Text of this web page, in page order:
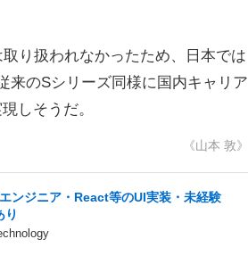
り扱われなかったため、日本では
来のSシリーズ同様に国内キャリア
しそうだ。
《山本 敦》
ンジニア・React等のUI実装・未経験
り